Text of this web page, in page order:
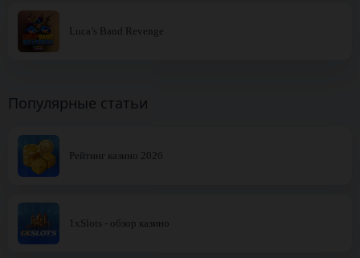
Luca’s Band Revenge
Популярные статьи
Рейтинг казино 2026
1xSlots - обзор казино